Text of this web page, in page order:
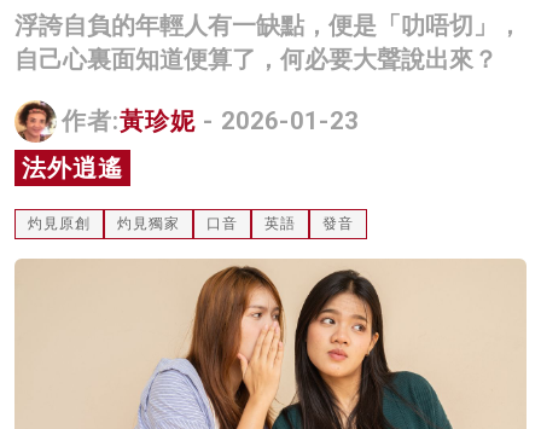
商業
科技
影片
浮誇自負的年輕人有一缺點，便是「叻唔切」，
自己心裏面知道便算了，何必要大聲說出來？
作者:黃珍妮 - 2026-01-23
法外逍遙
灼見原創 灼見獨家 口音 英語 發音